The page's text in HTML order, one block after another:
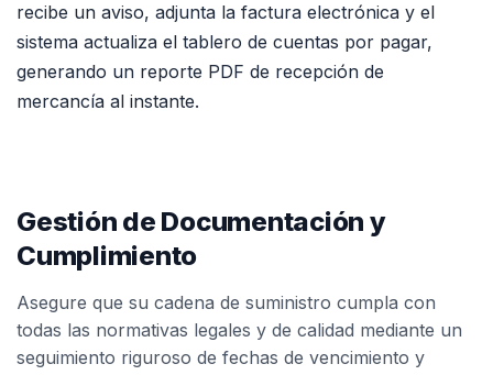
recibe un aviso, adjunta la factura electrónica y el
sistema actualiza el tablero de cuentas por pagar,
generando un reporte PDF de recepción de
mercancía al instante.
Gestión de Documentación y
Cumplimiento
Asegure que su cadena de suministro cumpla con
todas las normativas legales y de calidad mediante un
seguimiento riguroso de fechas de vencimiento y